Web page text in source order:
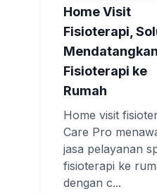
Home Visit
Fisioterapi,
Fisioterapi ke
Rumah
Home visit
Care Pro
jasa pelayanan
fisioterapi ke
dengan c...